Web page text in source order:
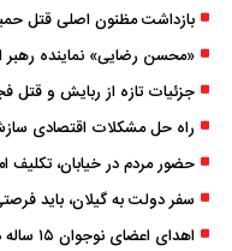
«محسن رضایی» نماینده رهبر
حضور مردم در خیابان، تکلیف
اهدای اعضای نوجوان ۱۵ ساله در گیلان؛ سه بیمار زندگی دوباره یافتند